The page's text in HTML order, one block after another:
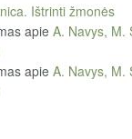
Ištrinti žmonės
apie A. Navys, M.
apie A. Navys, M.